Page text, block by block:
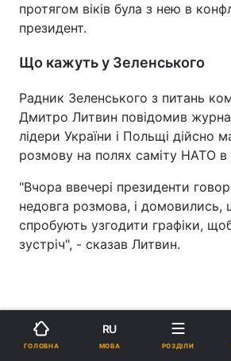
протягом віків була з нею в
президент.
Що кажуть у Зеленського
Радник Зеленського з питань
Дмитро Литвин повідомив
лідери України і Польщі дійсно
розмову на полях саміту НАТО в
"Вчора ввечері президенти
недовга розмова, і домовились,
спробують узгодити графіки,
зустріч", - сказав Литвин.
ГОЛОВНА
RU
МОВА РОЗДІЛИ